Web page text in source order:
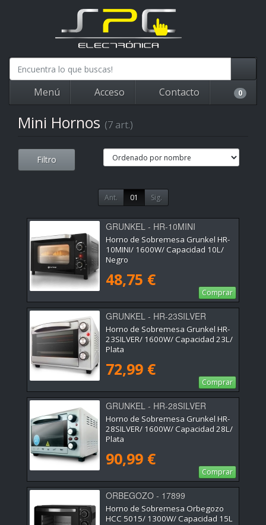
Menú Acceso Contacto 0
Mini Hornos (7 art.)
Filtro
Ant. 01 Sig.
GRUNKEL - HR-10MINI
Horno de Sobremesa Grunkel HR-
10MINI/ 1600W/ Capacidad 10L/
Negro
48,75 €
Comprar
GRUNKEL - HR-23SILVER
Horno de Sobremesa Grunkel HR-
23SILVER/ 1600W/ Capacidad 23L/
Plata
72,99 €
Comprar
GRUNKEL - HR-28SILVER
Horno de Sobremesa Grunkel HR-
28SILVER/ 1600W/ Capacidad 28L/
Plata
90,99 €
Comprar
ORBEGOZO - 17899
Horno de Sobremesa Orbegozo
HCC 5015/ 1300W/ Capacidad 15L